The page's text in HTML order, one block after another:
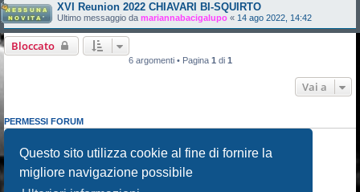
Questo sito utilizza cookie al fine di fornire la
migliore navigazione possibile
XVI Reunion 2022 CHIAVARI BI-SQUIRTO
Ultimo messaggio da mariannabacigalupo « 14 ago 2022, 14:42
Bloccato
6 argomenti • Pagina 1di 1
Vai a
PERMESSI FORUM
Non puoi rispondere negli argomenti
Non puoimodificare i tuoi messaggi
Non puoi cancellare i tuoi messaggi
Non puoi
inviare allegati